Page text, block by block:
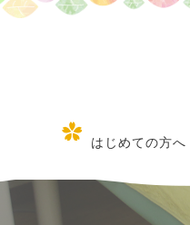
はじめての方へ